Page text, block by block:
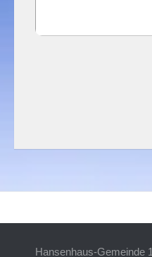
Hansenhaus-Gemeinde